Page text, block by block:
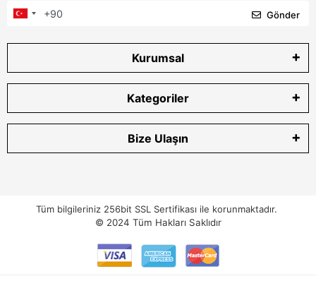
Gönder
Kurumsal
Kategoriler
Bize Ulaşın
Tüm bilgileriniz 256bit SSL Sertifikası ile korunmaktadır.
© 2024 Tüm Hakları Saklıdır